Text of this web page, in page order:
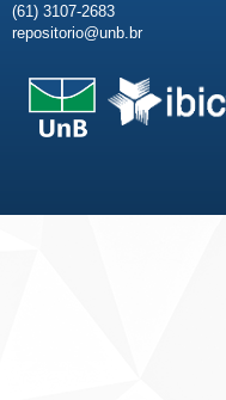
(61) 3107-2683
repositorio@unb.br